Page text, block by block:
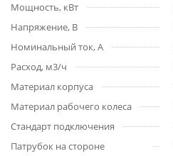
Мощность, кВт
Напряжение, В
Номинальный ток, А
Расход, м3/ч
Материал корпуса
Материал рабочего колеса
Стандарт подключения
Патрубок на стороне